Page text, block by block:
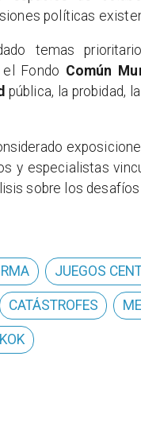
políticas
temas
Fondo Común
pública, la probidad,
y especialistas
sobre los
JUEGOS
CATÁSTROFES